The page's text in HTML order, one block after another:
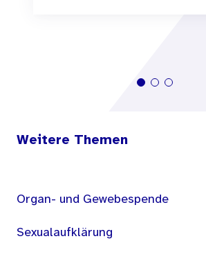
Weitere Themen
Organ- und Gewebespende
Sexualaufklärung